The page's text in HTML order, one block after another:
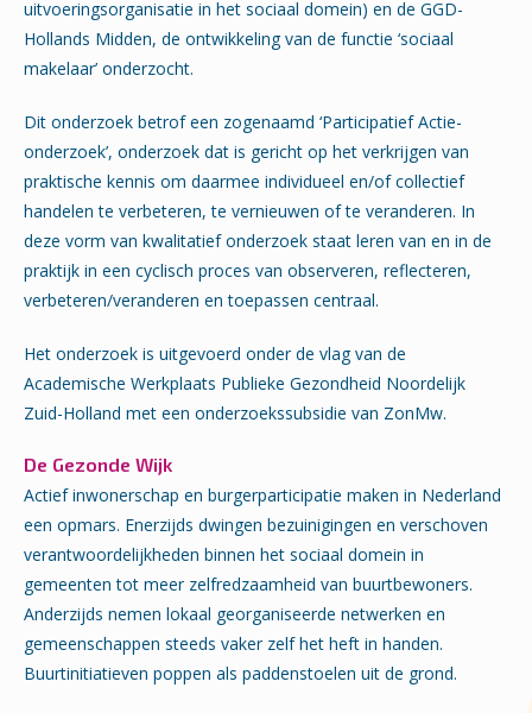
uitvoeringsorganisatie in het sociaal domein) en de GGD-
Hollands Midden, de ontwikkeling van de functie ‘sociaal
makelaar’ onderzocht.
Dit onderzoek betrof een zogenaamd ‘Participatief Actie-
onderzoek’, onderzoek dat is gericht op het verkrijgen van
praktische kennis om daarmee individueel en/of collectief
handelen te verbeteren, te vernieuwen of te veranderen. In
deze vorm van kwalitatief onderzoek staat leren van en in de
praktijk in een cyclisch proces van observeren, reflecteren,
verbeteren/veranderen en toepassen centraal.
Het onderzoek is uitgevoerd onder de vlag van de
Academische Werkplaats Publieke Gezondheid Noordelijk
Zuid-Holland met een onderzoekssubsidie van ZonMw.
De Gezonde Wijk
Actief inwonerschap en burgerparticipatie maken in Nederland
een opmars. Enerzijds dwingen bezuinigingen en verschoven
verantwoordelijkheden binnen het sociaal domein in
gemeenten tot meer zelfredzaamheid van buurtbewoners.
Anderzijds nemen lokaal georganiseerde netwerken en
gemeenschappen steeds vaker zelf het heft in handen.
Buurtinitiatieven poppen als paddenstoelen uit de grond.